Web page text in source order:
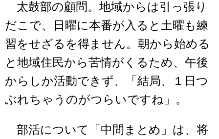
太鼓部の顧問。地域からは引っ張り
だこで、日曜に本番が入ると土曜も練
習をせざるを得ません。朝から始める
と地域住民から苦情がくるため、午後
からしか活動できず、「結局、１日つ
ぶれちゃうのがつらいですね」。
部活について「中間まとめ」は、将